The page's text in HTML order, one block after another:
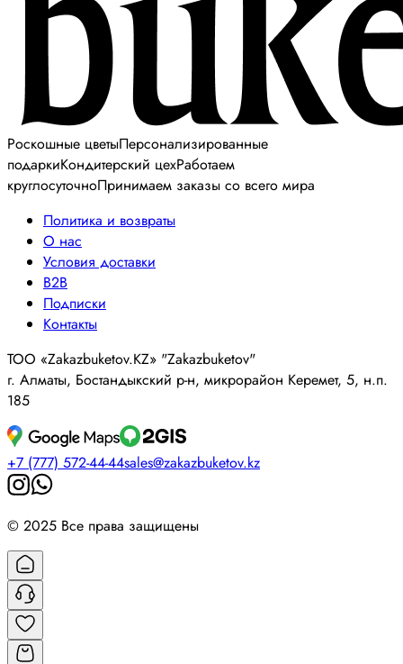
Роскошные цветыПерсонализированные
подаркиКондитерский цехРаботаем
круглосуточноПринимаем заказы со всего мира
Политика и возвраты
О нас
Условия доставки
B2B
Подписки
Контакты
ТОО «Zakazbuketov.KZ» "Zakazbuketov"
г. Алматы, Бостандыкский р-н, микрорайон Керемет, 5, н.п.
185
+7 (777) 572-44-44sales@zakazbuketov.kz
© 2025 Все права защищены